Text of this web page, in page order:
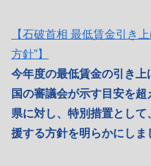
【石破首相 最低賃金引き
方針”】
今年度の最低賃金の引き上
国の審議会が示す目安を
県に対し、特別措置とし
援する方針を明らかにしま